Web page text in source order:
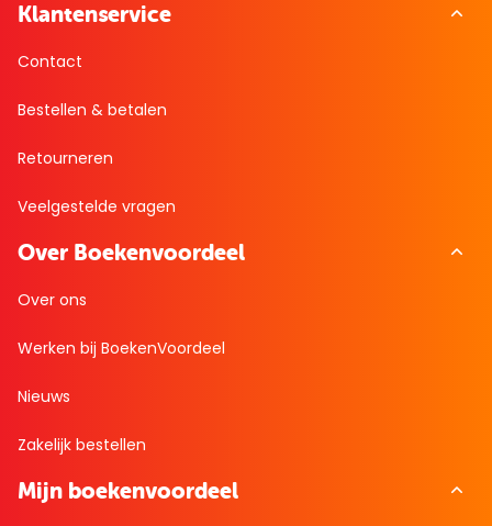
Klantenservice
Contact
Bestellen & betalen
Retourneren
Veelgestelde vragen
Over Boekenvoordeel
Over ons
Werken bij BoekenVoordeel
Nieuws
Zakelijk bestellen
Mijn boekenvoordeel